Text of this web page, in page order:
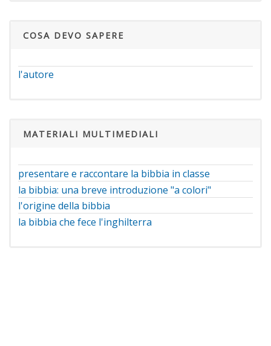
COSA DEVO SAPERE
l'autore
MATERIALI MULTIMEDIALI
presentare e raccontare la bibbia in classe
la bibbia: una breve introduzione "a colori"
l'origine della bibbia
la bibbia che fece l'inghilterra